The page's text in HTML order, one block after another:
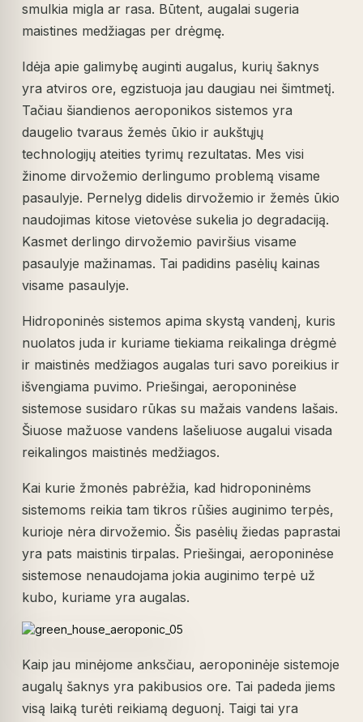
smulkia migla ar rasa. Būtent, augalai sugeria
maistines medžiagas per drėgmę.
Idėja apie galimybę auginti augalus, kurių šaknys
yra atviros ore, egzistuoja jau daugiau nei šimtmetį.
Tačiau šiandienos aeroponikos sistemos yra
daugelio tvaraus žemės ūkio ir aukštųjų
technologijų ateities tyrimų rezultatas. Mes visi
žinome dirvožemio derlingumo problemą visame
pasaulyje. Pernelyg didelis dirvožemio ir žemės ūkio
naudojimas kitose vietovėse sukelia jo degradaciją.
Kasmet derlingo dirvožemio paviršius visame
pasaulyje mažinamas. Tai padidins pasėlių kainas
visame pasaulyje.
Hidroponinės sistemos apima skystą vandenį, kuris
nuolatos juda ir kuriame tiekiama reikalinga drėgmė
ir maistinės medžiagos augalas turi savo poreikius ir
išvengiama puvimo. Priešingai, aeroponinėse
sistemose susidaro rūkas su mažais vandens lašais.
Šiuose mažuose vandens lašeliuose augalui visada
reikalingos maistinės medžiagos.
Kai kurie žmonės pabrėžia, kad hidroponinėms
sistemoms reikia tam tikros rūšies auginimo terpės,
kurioje nėra dirvožemio. Šis pasėlių žiedas paprastai
yra pats maistinis tirpalas. Priešingai, aeroponinėse
sistemose nenaudojama jokia auginimo terpė už
kubo, kuriame yra augalas.
Kaip jau minėjome anksčiau, aeroponinėje sistemoje
augalų šaknys yra pakibusios ore. Tai padeda jiems
visą laiką turėti reikiamą deguonį. Taigi tai yra